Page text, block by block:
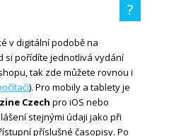
?
v digitální podobě na
si pořídíte jednotlivá vydání
tak zde můžete rovnou i
). Pro mobily a tablety je
Czech pro iOS nebo
stejnými údaji jako při
příslušné časopisy. Po